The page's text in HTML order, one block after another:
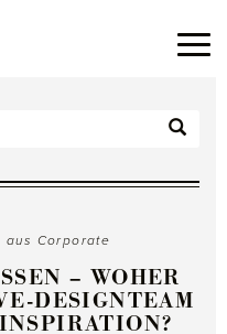
aus Corporate
– WOHER
DESIGNTEAM